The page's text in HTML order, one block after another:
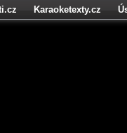
Karaoketexty.cz